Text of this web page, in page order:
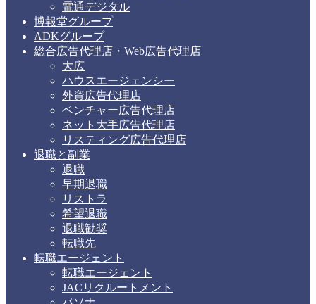
電通デジタル
博報堂グループ
ADKグループ
総合広告代理店・Web広告代理店
大広
ハウスエージェンシー
外資広告代理店
ベンチャー広告代理店
ネット大手広告代理店
リスティング広告代理店
退職と副業
退職
早期退職
リストラ
希望退職
退職勧奨
転職先
転職エージェント
転職エージェント
JACリクルートメント